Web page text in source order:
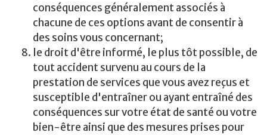
conséquences généralement associés à
chacune de ces options avant de consentir à
des soins vous concernant;
le droit d'être informé, le plus tôt possible, de
tout accident survenu au cours de la
prestation de services que vous avez reçus et
susceptible d'entraîner ou ayant entraîné des
conséquences sur votre état de santé ou votre
bien-être ainsi que des mesures prises pour